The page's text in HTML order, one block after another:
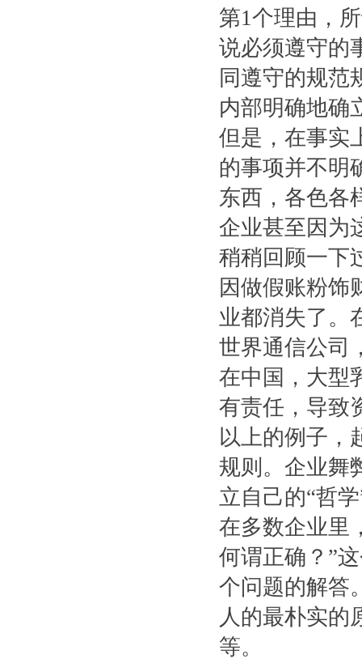
第1个理由，
说必须遵守的
同遵守的规范
内部明确地确
但是，在事实
的事项并不明
东西，各色各
企业甚至因为
稍稍回顾一下
因做假账粉饰
业都消失了。
世界通信公司
在中国，大型
有责任，导致
以上的例子，
规则。企业舞
立自己的“哲
在多数企业里
何谓正确？”
个问题的解答
人的最朴实的
等。